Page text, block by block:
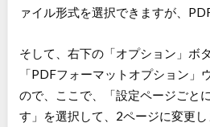
ァイル形式を選択できますが、
そして、右下の「オプション」ボ
「PDFフォーマットオプション」
ので、ここで、「設定ページごと
す」を選択して、2ページに変更し